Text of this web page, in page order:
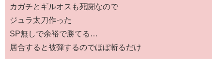
カガチとギルオスも死闘なので
ジュラ太刀作った
SP無しで余裕で勝てる…
居合すると被弾するのでほぼ斬るだけ